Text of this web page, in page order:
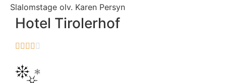
Slalomstage olv. Karen Persyn
Hotel Tirolerhof
    